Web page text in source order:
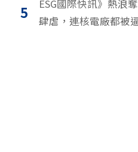
5
ESG國際快訊》熱浪
肆虐，連核電廠都被